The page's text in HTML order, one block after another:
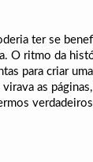
ter se
O ritmo da
para criar
as